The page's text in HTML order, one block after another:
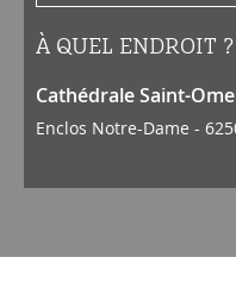
À QUEL ENDROIT ?
Cathédrale Saint-
Enclos Notre-Dame -